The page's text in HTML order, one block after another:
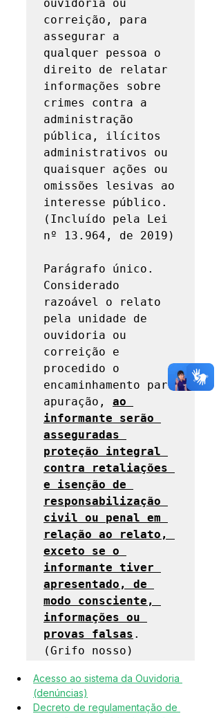
ouvidoria ou
correição, para
assegurar a
qualquer pessoa o
direito de relatar
informações sobre
crimes contra a
administração
pública, ilícitos
administrativos ou
quaisquer ações ou
omissões lesivas ao
interesse público.
(Incluído pela Lei
nº 13.964, de 2019)
Parágrafo único.
Considerado
razoável o relato
pela unidade de
ouvidoria ou
correição e
procedido o
encaminhamento para
apuração, ao
informante serão
asseguradas
proteção integral
contra retaliações
e isenção de
responsabilização
civil ou penal em
relação ao relato,
exceto se o
informante tiver
apresentado, de
modo consciente,
informações ou
provas falsas .
(Grifo nosso)
Acesso ao sistema da Ouvidoria
(denúncias)
Decreto de regulamentação de